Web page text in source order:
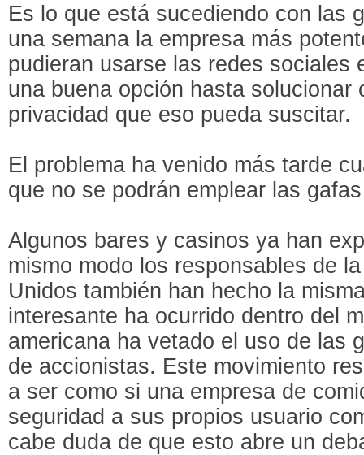
Es lo que está sucediendo con las
una semana la empresa más
pudieran usarse las redes sociales
una buena opción hasta solucionar
privacidad que eso pueda suscitar.
El problema ha venido más tarde
que no se podrán emplear las
Algunos bares y casinos ya han
mismo modo los responsables de
Unidos también han hecho la
interesante ha ocurrido dentro del
americana ha vetado el uso de las
de accionistas. Este movimiento
a ser como si una empresa de
seguridad a sus propios usuario
cabe duda de que esto abre un